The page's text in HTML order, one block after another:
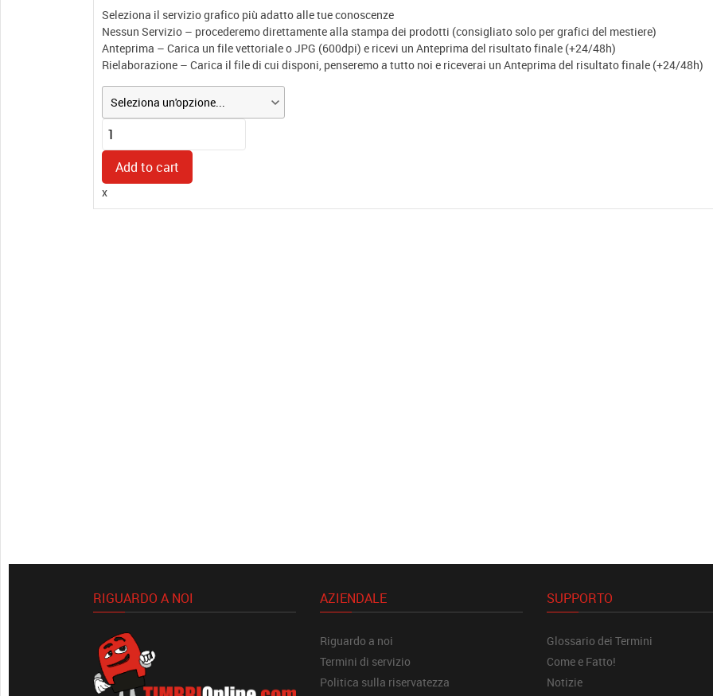
Seleziona il servizio grafico più adatto alle tue conoscenze
Nessun Servizio – procederemo direttamente alla stampa dei prodotti (consigliato solo per grafici del mestiere)
Anteprima – Carica un file vettoriale o JPG (600dpi) e ricevi un Anteprima del risultato finale (+24/48h)
Rielaborazione – Carica il file di cui disponi, penseremo a tutto noi e riceverai un Anteprima del risultato finale (+24/48h)
3160
quantity
Add to cart
x
RIGUARDO A NOI AZIENDALE
Riguardo a noi
Termini di servizio
Politica sulla riservatezza
SUPPORTO
Glossario dei Termini
Come e Fatto!
Notizie